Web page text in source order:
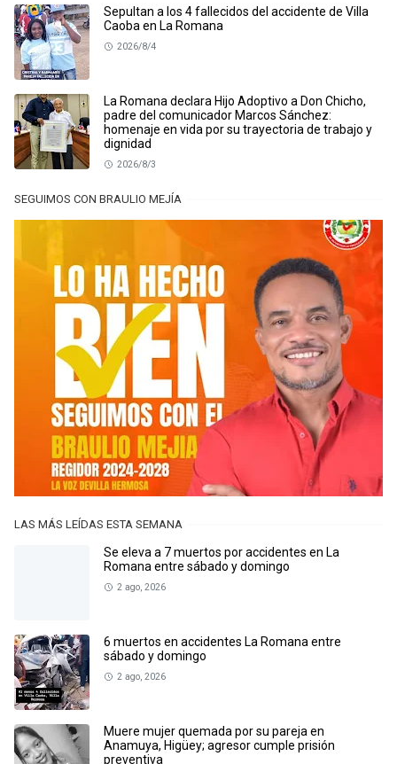
Sepultan a los 4 fallecidos del accidente de Villa
Caoba en La Romana
2026/8/4
La Romana declara Hijo Adoptivo a Don Chicho,
padre del comunicador Marcos Sánchez:
homenaje en vida por su trayectoria de trabajo y
dignidad
2026/8/3
SEGUIMOS CON BRAULIO MEJÍA
LAS MÁS LEÍDAS ESTA SEMANA
Se eleva a 7 muertos por accidentes en La
Romana entre sábado y domingo
2 ago, 2026
6 muertos en accidentes La Romana entre
sábado y domingo
2 ago, 2026
Muere mujer quemada por su pareja en
Anamuya, Higüey; agresor cumple prisión
preventiva